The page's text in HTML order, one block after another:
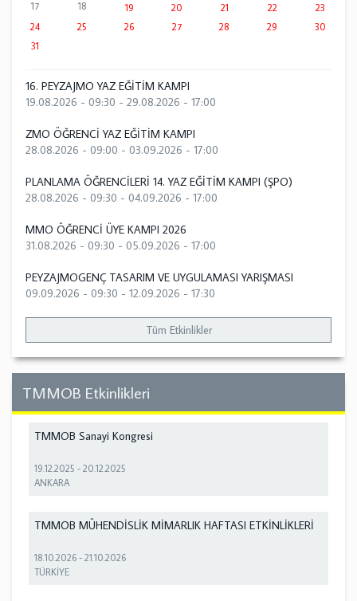
17
18 19 20 21 22
23
24
25 26 27 28 29
30
31
16. PEYZAJMO YAZ EĞİTİM KAMPI
19.08.2026 - 09:30 - 29.08.2026 - 17:00
ZMO ÖĞRENCİ YAZ EĞİTİM KAMPI
28.08.2026 - 09:00 - 03.09.2026 - 17:00
PLANLAMA ÖĞRENCİLERİ 14. YAZ EĞİTİM KAMPI (ŞPO)
28.08.2026 - 09:30 - 04.09.2026 - 17:00
MMO ÖĞRENCİ ÜYE KAMPI 2026
31.08.2026 - 09:30 - 05.09.2026 - 17:00
PEYZAJMOGENÇ TASARIM VE UYGULAMASI YARIŞMASI
09.09.2026 - 09:30 - 12.09.2026 - 17:30
Tüm Etkinlikler
TMMOB Etkinlikleri
TMMOB Sanayi Kongresi
19.12.2025 -20.12.2025
ANKARA
TMMOB MÜHENDİSLİK MİMARLIK HAFTASI ETKİNLİKLERİ
18.10.2026 -21.10.2026
TÜRKİYE